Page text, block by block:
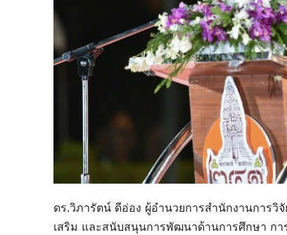
ดร.วิภารัตน์ ดีอ่อง ผู้อำนวยการสำนักงานการวิ
เสริม และสนับสนุนการพัฒนาด้านการศึกษา กา